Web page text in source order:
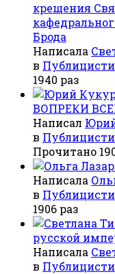
крещения
Брода
Написала
в
1940 раз
ВОПРЕКИ
Написал
в
Прочитано
Написала
в
1906 раз
русской
Написала
в